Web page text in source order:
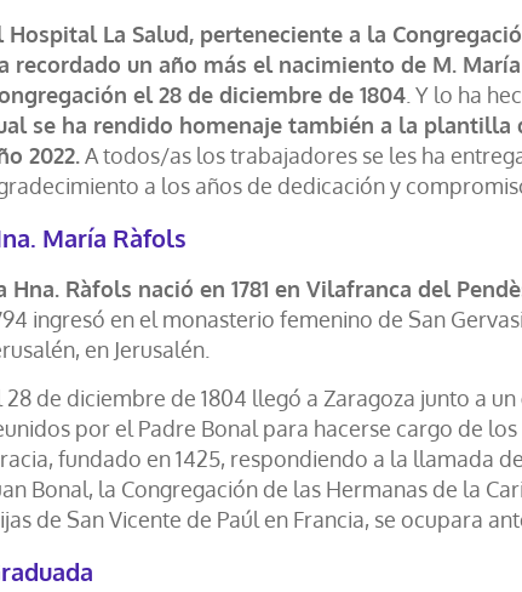
Hospital La Salud, perteneciente a la
recordado un año más el nacimiento de M.
el 28 de diciembre de 1804. Y lo ha
se ha rendido homenaje también a la
2022.A todos/as los trabajadores se les ha
a los años de dedicación y
María Ràfols
Hna. Ràfols nació en 1781 en Vilafranca del
ingresó en el monasterio femenino de San
en Jerusalén.
28 de diciembre de 1804 llegó a Zaragoza junto a
por el Padre Bonal para hacerse cargo de
fundado en 1425, respondiendo a la llamada
Bonal, la Congregación de las Hermanas de la
de San Vicente de Paúl en Francia, se ocupara